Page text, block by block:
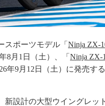
スポーツモデル「 Ninja ZX-
8月1日（土）、「 Ninja ZX-
年9月12日（土）に発売す
新設計の大型ウイングレッ